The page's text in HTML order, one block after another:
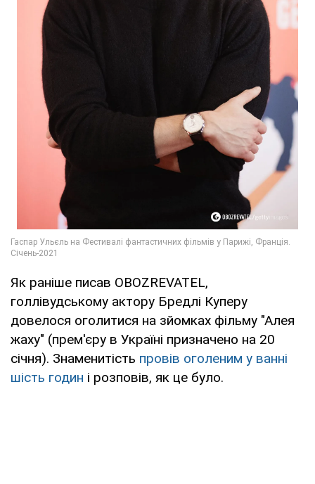
Як раніше писав OBOZREVATEL,
голлівудському актору Бредлі Куперу
довелося оголитися на зйомках фільму "Алея
жаху" (прем'єру в Україні призначено на 20
січня). Знаменитість провів оголеним у ванні
шість годин і розповів, як це було.